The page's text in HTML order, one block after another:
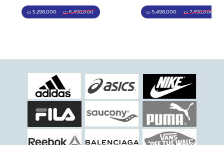
6,498,000 ت 5,298,000 ت 2,498,000 ت 1,798,000 ت